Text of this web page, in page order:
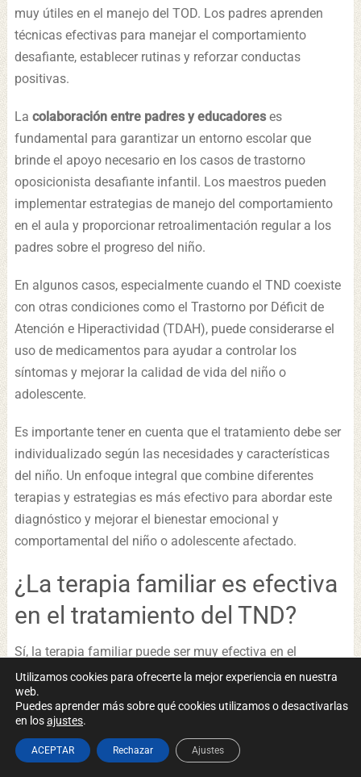
muy útiles en el manejo del TOD. Los padres aprenden
técnicas efectivas para manejar el comportamiento
desafiante, establecer rutinas y reforzar conductas
positivas.
La colaboración entre padres y educadoreses
fundamental para garantizar un entorno escolar que
brinde el apoyo necesario en los casos de trastorno
oposicionista desafiante infantil. Los maestros pueden
implementar estrategias de manejo del comportamiento
en el aula y proporcionar retroalimentación regular a los
padres sobre el progreso del niño.
En algunos casos, especialmente cuando el TND coexiste
con otras condiciones como el Trastorno por Déficit de
Atención e Hiperactividad (TDAH), puede considerarse el
uso de medicamentos para ayudar a controlar los
síntomas y mejorar la calidad de vida del niño o
adolescente.
Es importante tener en cuenta que el tratamiento debe ser
individualizado según las necesidades y características
del niño. Un enfoque integral que combine diferentes
terapias y estrategias es más efectivo para abordar este
diagnóstico y mejorar el bienestar emocional y
comportamental del niño o adolescente afectado.
¿La terapia familiar es efectiva
en el tratamiento del TND?
Sí, la terapia familiar puede ser muy efectiva en el
tratamiento del Trastorno Negativista Desafiante (TND).
La terapia familiar es un enfoque terapéutico que
involucra a todos los miembros de la familia para abordar
los desafíos y conflictos que pueden estar contribuyendo
al comportamiento desafiante del niño o adolescente con
Utilizamos cookies para ofrecerte la mejor experiencia en nuestra
web.
Puedes aprender más sobre qué cookies utilizamos o desactivarlas
en losajustes.
ACEPTAR Rechazar Ajustes